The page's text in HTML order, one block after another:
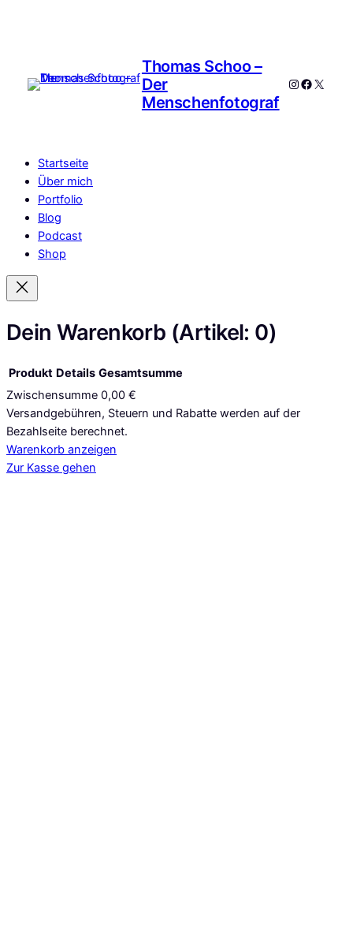
Thomas Schoo –
Der
Menschenfotograf
Instagram
X
Startseite
Über mich
Portfolio
Blog
Podcast
Shop
Dein Warenkorb (Artikel: 0)
Produkte
im
Warenkorb
Produkt Details Gesamtsumme
Zwischensumme 0,00 €
Versandgebühren, Steuern und Rabatte werden auf der
Bezahlseite berechnet.
Warenkorb anzeigen
Zur Kasse gehen